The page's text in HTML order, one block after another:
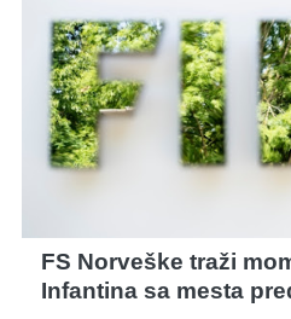
FS Norveške traži
Infantina sa mesta